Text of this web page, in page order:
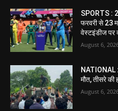
SPORTS :
फरवरी से 23
वेस्टइंडीज पर
August 6,
NATIONAL
मौत, तीसरे की
August 6,